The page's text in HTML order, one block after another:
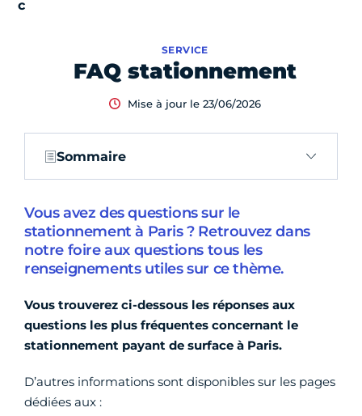
FAQ stationnement
SERVICE
Mise à jour le 23/06/2026
Sommaire
Vous avez des questions sur le
stationnement à Paris ? Retrouvez dans
notre foire aux questions tous les
renseignements utiles sur ce thème.
Vous trouverez ci-dessous les réponses aux
questions les plus fréquentes concernant le
stationnement payant de surface à Paris.
D’autres informations sont disponibles sur les pages
dédiées aux :